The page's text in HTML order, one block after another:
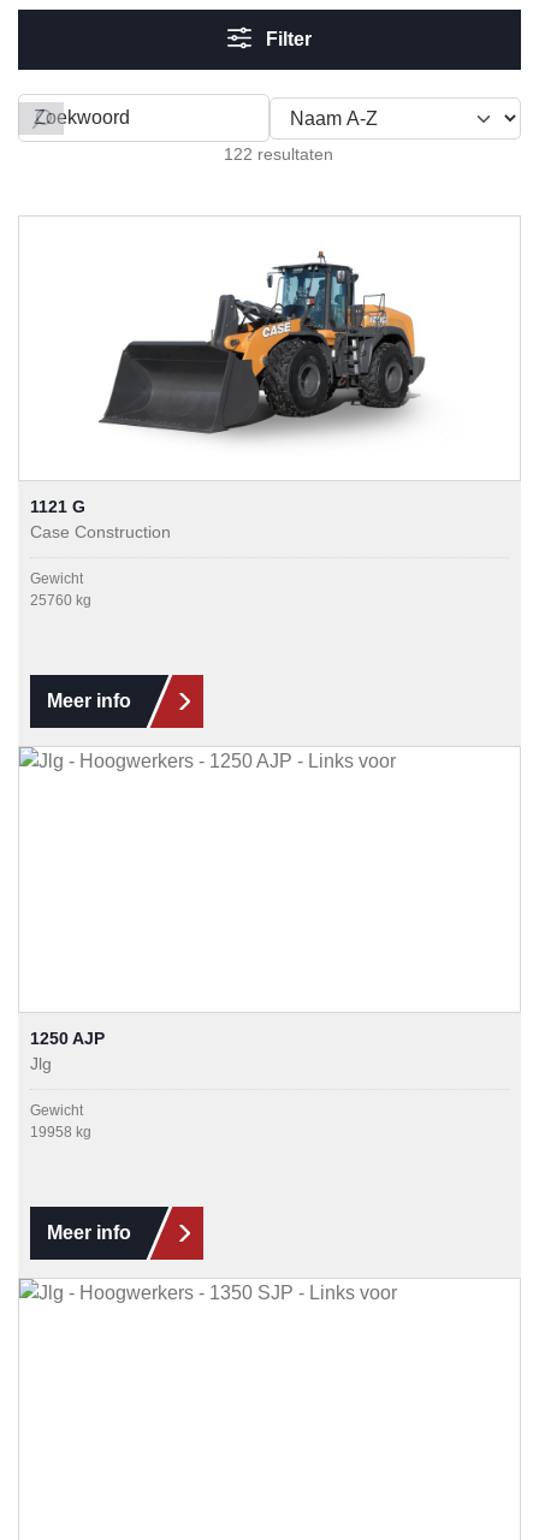
Filter
122 resultaten
Filteren op
1121 G
Case Construction
Gewicht
25760 kg
Meer info
1250 AJP
Jlg
Gewicht
19958 kg
Meer info